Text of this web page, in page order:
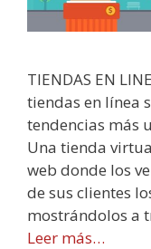
TIENDAS EN
tiendas en línea
tendencias más
Una tienda
web donde los
de sus clientes
mostrándolos a
Leer más…